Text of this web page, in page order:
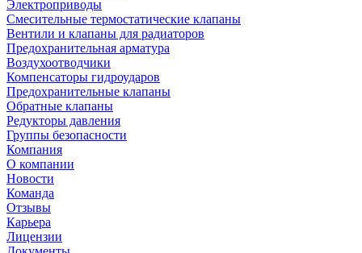
Электроприводы
Смесительные термостатические клапаны
Вентили и клапаны для радиаторов
Предохранительная арматура
Воздухоотводчики
Компенсаторы гидроударов
Предохранительные клапаны
Обратные клапаны
Редукторы давления
Группы безопасности
Компания
О компании
Новости
Команда
Отзывы
Карьера
Лицензии